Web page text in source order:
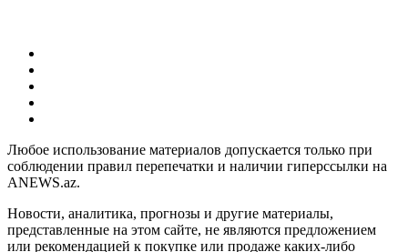
Любое использование материалов допускается только при
соблюдении правил перепечатки и наличии гиперссылки на
ANEWS.az.
Новости, аналитика, прогнозы и другие материалы,
представленные на этом сайте, не являются предложением
или рекомендацией к покупке или продаже каких-либо